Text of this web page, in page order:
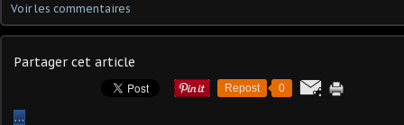
Voir les commentaires
Partager cet article
Repost 0
…